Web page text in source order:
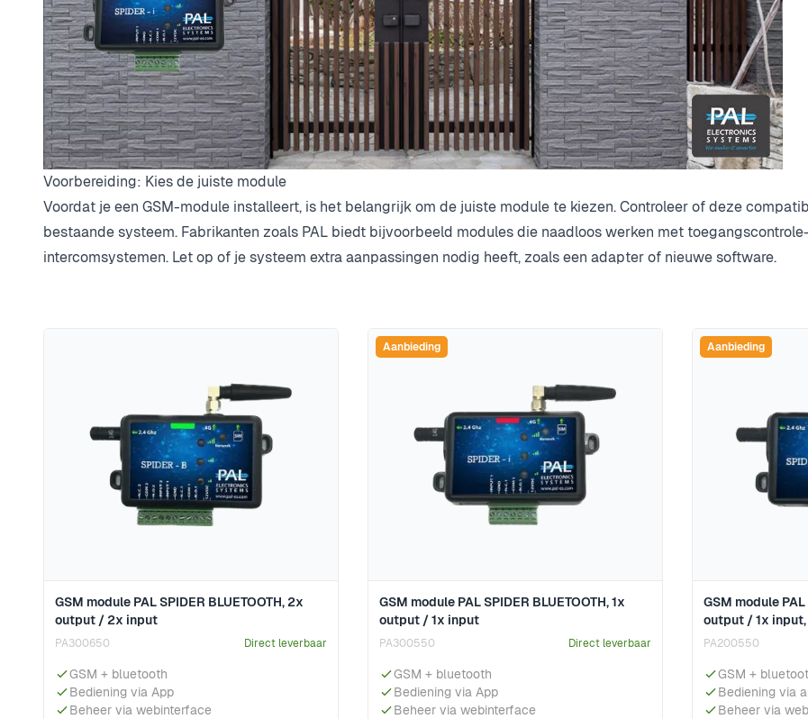
Voorbereiding: Kies de juiste module
Voordat je een GSM-module installeert, is het belangrijk om de juiste module te kiezen. Controleer of deze
bestaande systeem. Fabrikanten zoals PAL biedt bijvoorbeeld modules die naadloos werken met
intercomsystemen. Let op of je systeem extra aanpassingen nodig heeft, zoals een adapter of nieuwe software.
GSM module PAL SPIDER BLUETOOTH, 2x
output / 2x input
PA300650 Direct leverbaar
GSM + bluetooth
Bediening via App
Beheer via webinterface
GSM module PAL SPIDER BLUETOOTH, 1x
output / 1x input
PA300550 Direct leverbaar
GSM + bluetooth
Bediening via App
Beheer via webinterface
Aanbieding
GSM module PAL
output / 1x
PA200550
GSM +
Bediening via
Beheer via
Aanbieding